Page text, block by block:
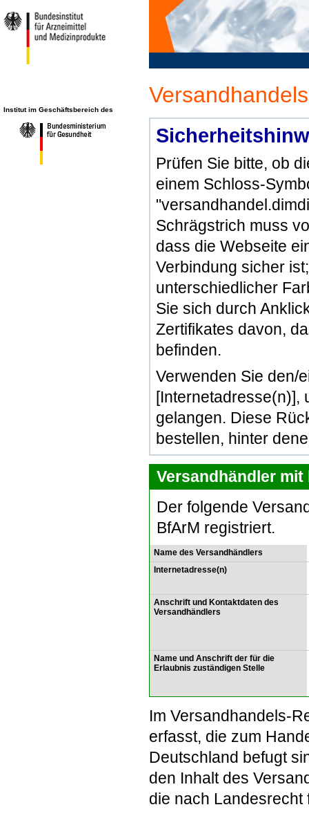
Institut im Geschäftsbereich des
Prüfen Sie bitte, ob
einem Schloss-
Schrägstrich muss
dass die Webseite
Verbindung sicher
unterschiedlicher
Sie sich durch
Zertifikates davon,
befinden.
Verwenden Sie den/
[Internetadresse(n)],
gelangen. Diese
bestellen, hinter
Versandhändler
Der folgende
BfArM registriert.
Name des Versandhändlers
Internetadresse(n)
Anschrift und Kontaktdaten des
Versandhändlers
Name und Anschrift der für die
Erlaubnis zuständigen Stelle
Im Versandhandels-
erfasst, die zum
Deutschland befugt
den Inhalt des
die nach Landesrecht